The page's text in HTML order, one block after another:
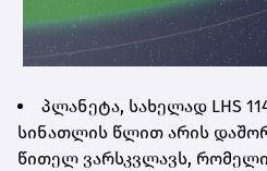
პლა­ნე­ტა, სა­ხე­ლად LHS
სი­ნათ­ლის წლით არის
წი­თელ ვარ­სკვლავს,